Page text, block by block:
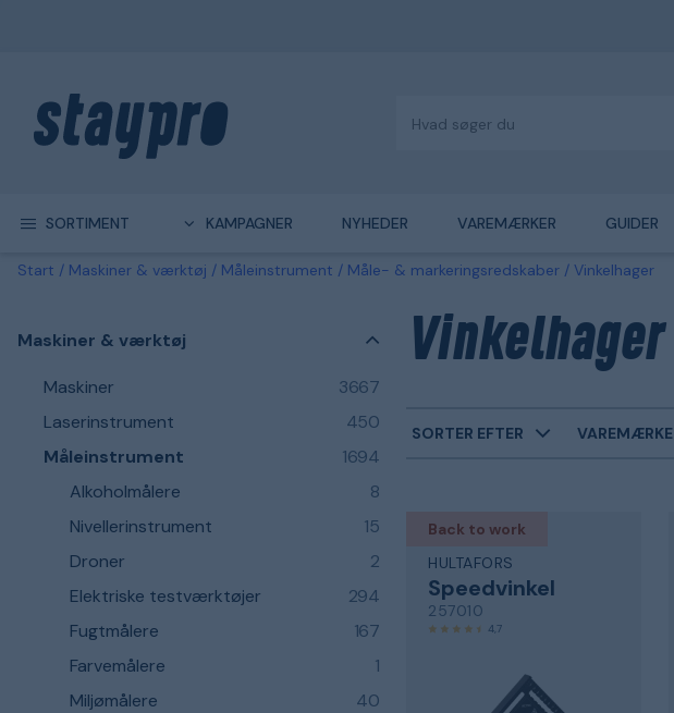
SORTIMENT KAMPAGNER NYHEDER VAREMÆRKER GUIDER
Start Maskiner & værktøj Måleinstrument Måle- & markeringsredskaber Vinkelhager
Maskiner & værktøj
Maskiner
3667
Laserinstrument
450
Måleinstrument
1694
Alkoholmålere
8
Nivellerinstrument
15
Droner
2
Elektriske testværktøjer
294
Fugtmålere
167
Farvemålere
1
Miljømålere
40
Vinkelhager
SORTER EFTER VAREMÆRKE
Back to work
HULTAFORS
Speedvinkel
257010
4,7